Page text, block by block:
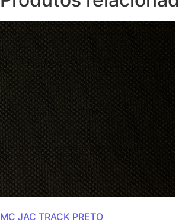
MC JAC TRACK PRETO